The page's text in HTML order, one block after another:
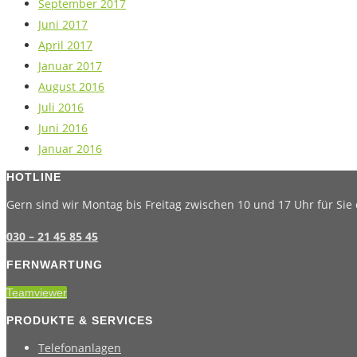
September 2017
Juni 2017
April 2017
Januar 2017
August 2016
Juli 2016
Juni 2016
Januar 2016
HOTLINE
Gern sind wir Montag bis Freitag zwischen 10 und 17 Uhr für Sie
030 – 21 45 85 45
FERNWARTUNG
Teamviewer
PRODUKTE & SERVICES
Telefonanlagen